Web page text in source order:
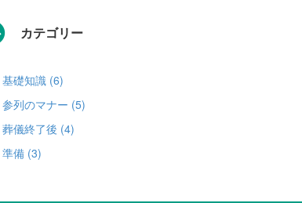
カテゴリー
基礎知識 (6)
参列のマナー (5)
葬儀終了後 (4)
準備 (3)